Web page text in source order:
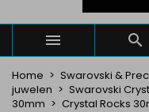
 
Home
Swarovski &
juwelen
Swarovski
30mm
Crystal Rocks